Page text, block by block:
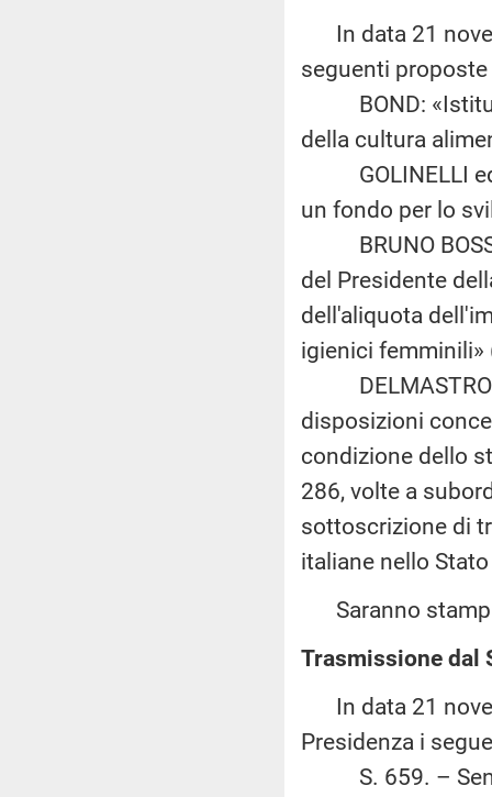
In data 21
seguenti
BOND:
della cultura
GOLINELLI ed
un fondo per lo
BRUNO
del Presidente
dell'aliquota
igienici femminili»
DELMASTRO
disposizioni
condizione dello
286, volte a
sottoscrizione di
italiane nello
Saranno
Trasmissione dal
In data 21
Presidenza i
S. 659. –